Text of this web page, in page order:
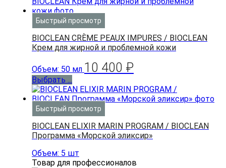
Быстрый просмотр
BIOCLEAN CRÈME PEAUX IMPURES / BIOCLEAN
Крем для жирной и проблемной кожи
Объем: 50 мл 10 400 ₽
Выбрать ...
Быстрый просмотр
BIOCLEAN ELIXIR MARIN PROGRAM / BIOCLEAN
Программа «Морской эликсир»
Объем: 5 шт
Товар для профессионалов